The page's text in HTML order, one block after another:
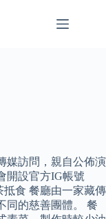
媒訪問，親自公佈演
開設官方IG帳號
抵食 餐廳由一家藏傳
同的慈善團體。 餐